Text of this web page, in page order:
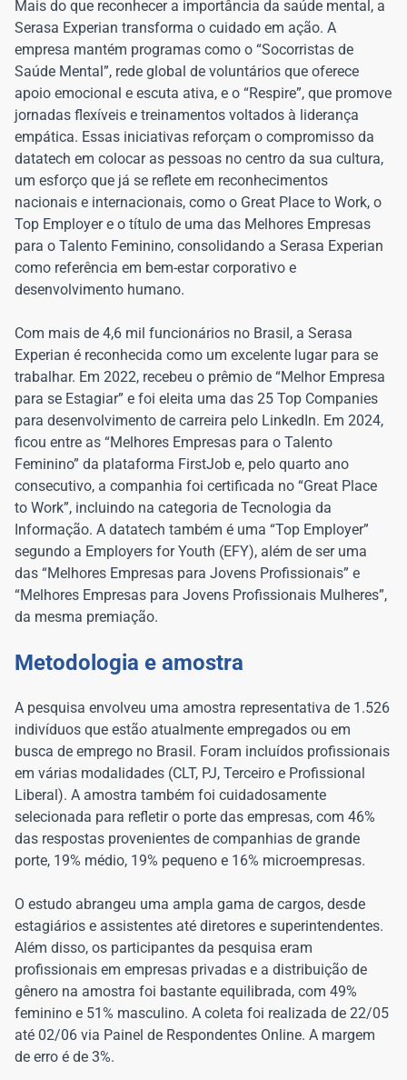
Mais do que reconhecer a importância da saúde mental, a
Serasa Experian transforma o cuidado em ação. A
empresa mantém programas como o “Socorristas de
Saúde Mental”, rede global de voluntários que oferece
apoio emocional e escuta ativa, e o “Respire”, que promove
jornadas flexíveis e treinamentos voltados à liderança
empática. Essas iniciativas reforçam o compromisso da
datatech em colocar as pessoas no centro da sua cultura,
um esforço que já se reflete em reconhecimentos
nacionais e internacionais, como o Great Place to Work, o
Top Employer e o título de uma das Melhores Empresas
para o Talento Feminino, consolidando a Serasa Experian
como referência em bem-estar corporativo e
desenvolvimento humano.
Com mais de 4,6 mil funcionários no Brasil, a Serasa
Experian é reconhecida como um excelente lugar para se
trabalhar. Em 2022, recebeu o prêmio de “Melhor Empresa
para se Estagiar” e foi eleita uma das 25 Top Companies
para desenvolvimento de carreira pelo LinkedIn. Em 2024,
ficou entre as “Melhores Empresas para o Talento
Feminino” da plataforma FirstJob e, pelo quarto ano
consecutivo, a companhia foi certificada no “Great Place
to Work”, incluindo na categoria de Tecnologia da
Informação. A datatech também é uma “Top Employer”
segundo a Employers for Youth (EFY), além de ser uma
das “Melhores Empresas para Jovens Profissionais” e
“Melhores Empresas para Jovens Profissionais Mulheres”,
da mesma premiação.
Metodologia e amostra
A pesquisa envolveu uma amostra representativa de 1.526
indivíduos que estão atualmente empregados ou em
busca de emprego no Brasil. Foram incluídos profissionais
em várias modalidades (CLT, PJ, Terceiro e Profissional
Liberal). A amostra também foi cuidadosamente
selecionada para refletir o porte das empresas, com 46%
das respostas provenientes de companhias de grande
porte, 19% médio, 19% pequeno e 16% microempresas.
O estudo abrangeu uma ampla gama de cargos, desde
estagiários e assistentes até diretores e superintendentes.
Além disso, os participantes da pesquisa eram
profissionais em empresas privadas e a distribuição de
gênero na amostra foi bastante equilibrada, com 49%
feminino e 51% masculino. A coleta foi realizada de 22/05
até 02/06 via Painel de Respondentes Online. A margem
de erro é de 3%.